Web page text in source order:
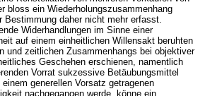
bloss ein Wiederholungszusammenhang
Bestimmung daher nicht mehr erfasst.
Widerhandlungen im Sinne einer
auf einem einheitlichen Willensakt beruhten
und zeitlichen Zusammenhangs bei objektiver
Geschehen erschienen, namentlich
Vorrat sukzessive Betäubungsmittel
generellen Vorsatz getragenen
nachgegangen werde, könne ein